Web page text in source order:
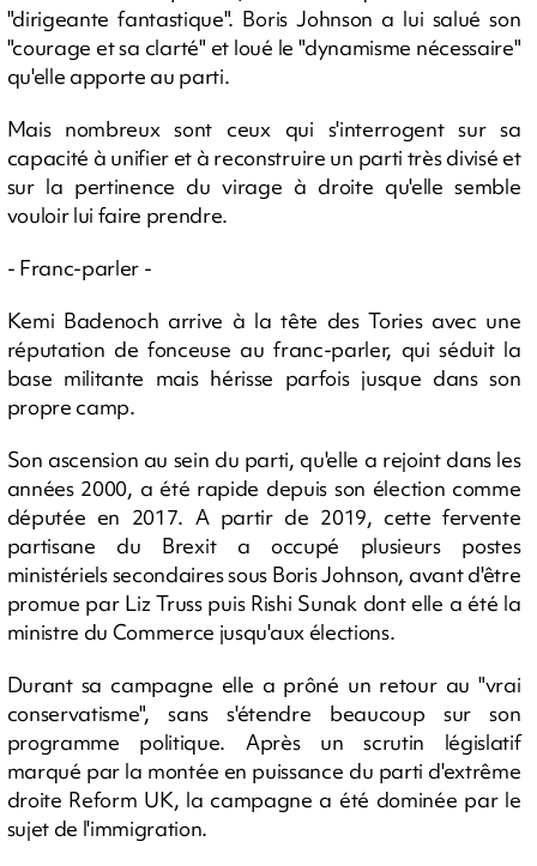
"dirigeante fantastique". Boris Johnson a lui salué son
"courage et sa clarté" et loué le "dynamisme nécessaire"
qu'elle apporte au parti.
Mais nombreux sont ceux qui s'interrogent sur sa
capacité à unifier et à reconstruire un parti très divisé et
sur la pertinence du virage à droite qu'elle semble
vouloir lui faire prendre.
- Franc-parler -
Kemi Badenoch arrive à la tête des Tories avec une
réputation de fonceuse au franc-parler, qui séduit la
base militante mais hérisse parfois jusque dans son
propre camp.
Son ascension au sein du parti, qu'elle a rejoint dans les
années 2000, a été rapide depuis son élection comme
députée en 2017. A partir de 2019, cette fervente
partisane du Brexit a occupé plusieurs postes
ministériels secondaires sous Boris Johnson, avant d'être
promue par Liz Truss puis Rishi Sunak dont elle a été la
ministre du Commerce jusqu'aux élections.
Durant sa campagne elle a prôné un retour au "vrai
conservatisme", sans s'étendre beaucoup sur son
programme politique. Après un scrutin législatif
marqué par la montée en puissance du parti d'extrême
droite Reform UK, la campagne a été dominée par le
sujet de l'immigration.